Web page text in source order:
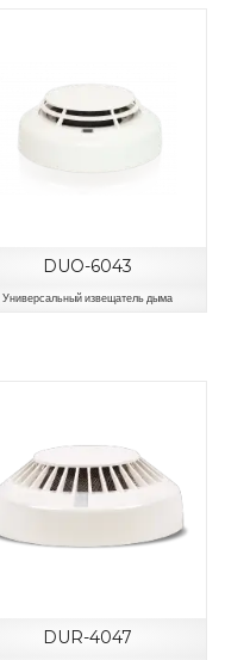
DUO-6043
Универсальный извещатель дыма
DUR-4047